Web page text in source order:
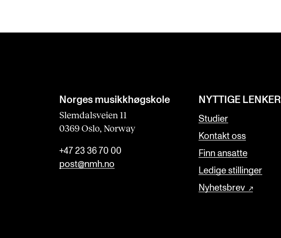
Norges musikk­høgskole
Slemdalsveien 11
0369 Oslo, Norway
+47 23 36 70 00
post@nmh.no
NYTTIGE LENKER
Studier
Kontakt oss
Finn ansatte
Ledige stillinger
Nyhetsbrev